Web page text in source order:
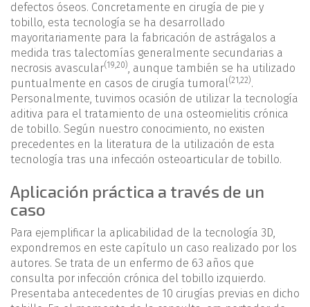
defectos óseos. Concretamente en cirugía de pie y
tobillo, esta tecnología se ha desarrollado
mayoritariamente para la fabricación de astrágalos a
medida tras talectomías generalmente secundarias a
necrosis avascular(19,20), aunque también se ha utilizado
puntualmente en casos de cirugía tumoral(21,22).
Personalmente, tuvimos ocasión de utilizar la tecnología
aditiva para el tratamiento de una osteomielitis crónica
de tobillo. Según nuestro conocimiento, no existen
precedentes en la literatura de la utilización de esta
tecnología tras una infección osteoarticular de tobillo.
Aplicación práctica a través de un
caso
Para ejemplificar la aplicabilidad de la tecnología 3D,
expondremos en este capítulo un caso realizado por los
autores. Se trata de un enfermo de 63 años que
consulta por infección crónica del tobillo izquierdo.
Presentaba antecedentes de 10 cirugías previas en dicho